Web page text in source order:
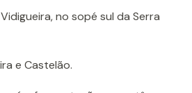
no sopé sul da Serra
e Castelão.